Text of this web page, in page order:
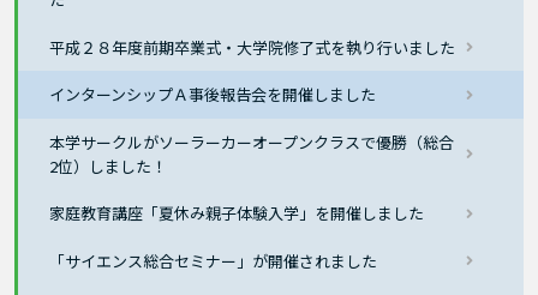
平成２８年度前期卒業式・大学院修了式を執り行いました
インターンシップＡ事後報告会を開催しました
本学サークルがソーラーカーオープンクラスで優勝（総合
2位）しました！
家庭教育講座「夏休み親子体験入学」を開催しました
「サイエンス総合セミナー」が開催されました